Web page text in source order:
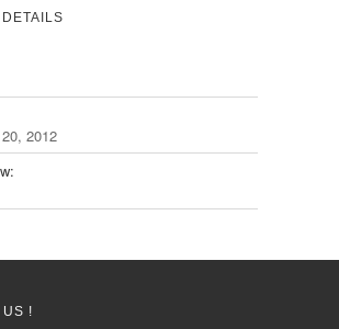
2012
US !